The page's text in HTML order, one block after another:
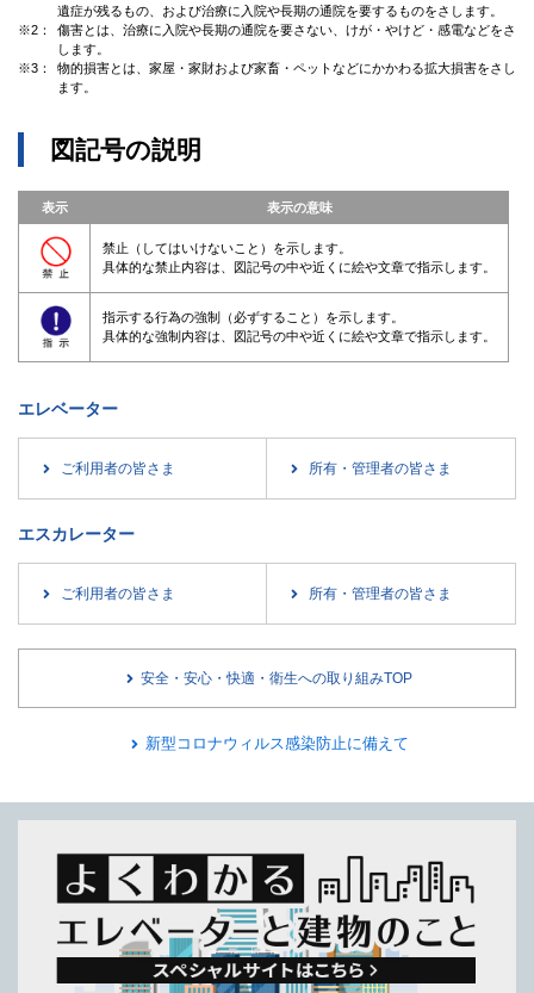
遺症が残るもの、および治療に入院や長期の通院を要するものをさします。
※2：
傷害とは、治療に入院や長期の通院を要さない、けが・やけど・感電などをさ
します。
※3：
物的損害とは、家屋・家財および家畜・ペットなどにかかわる拡大損害をさし
ます。
図記号の説明
表示 表示の意味
禁止（してはいけないこと）を示します。
具体的な禁止内容は、図記号の中や近くに絵や文章で指示します。
指示する行為の強制（必ずすること）を示します。
具体的な強制内容は、図記号の中や近くに絵や文章で指示します。
エレベーター
ご利用者の皆さま 所有・管理者の皆さま
エスカレーター
ご利用者の皆さま 所有・管理者の皆さま
安全・安心・快適・衛生への取り組みTOP
新型コロナウィルス感染防止に備えて